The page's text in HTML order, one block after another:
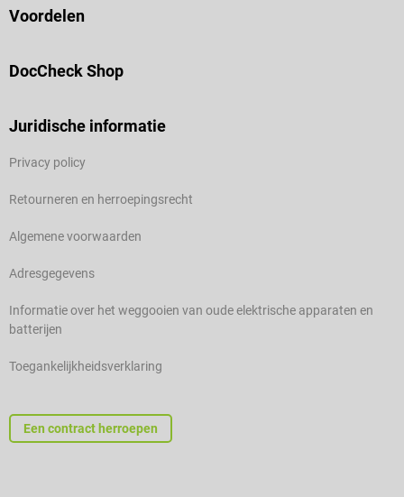
Voordelen
DocCheck Shop
Juridische informatie
Privacy policy
Retourneren en herroepingsrecht
Algemene voorwaarden
Adresgegevens
Informatie over het weggooien van oude elektrische apparaten en
batterijen
Toegankelijkheidsverklaring
Een contract herroepen